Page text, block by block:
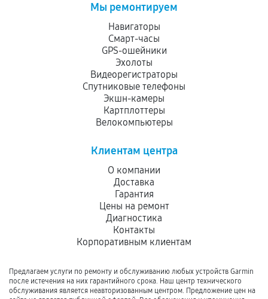
Мы ремонтируем
Навигаторы
Смарт-часы
GPS-ошейники
Эхолоты
Видеорегистраторы
Спутниковые телефоны
Экшн-камеры
Картплоттеры
Велокомпьютеры
Клиентам центра
О компании
Доставка
Гарантия
Цены на ремонт
Диагностика
Контакты
Корпоративным клиентам
Предлагаем услуги по ремонту и обслуживанию любых устройств Garmin
после истечения на них гарантийного срока. Наш центр технического
обслуживания является неавторизованным центром. Предложение цен на